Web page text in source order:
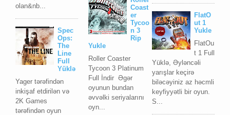
olan&nb...
Spec
Ops:
The
Line
Full
Yüklə
Yager tərəfindən
inkişaf etdirilən və
2K Games
tərəfindən oyun
FlatO
ut 1
Yukle
FlatOu
t 1 Full
Yüklə, Əyləncəli
yarışlar keçirə
biləcəyiniz az həcmli
keyfiyyətli bir oyun.
S...
Coast
er
Tycoo
n 3
Rip
Yukle
Roller Coaster
Tycoon 3 Platinum
Full İndir Əgər
oyunun bundan
əvvəlki seriyalarını
oyn...